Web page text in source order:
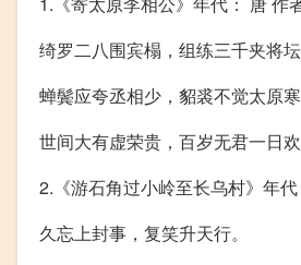
绮罗二八围宾榻，组练三千夹将坛
蝉鬓应夸丞相少，貂裘不觉太原寒
世间大有虚荣贵，百岁无君一日欢
2.《游石角过小岭至长乌村》年
久忘上封事，复笑升天行。